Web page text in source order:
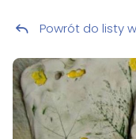
Przeskocz do treści
Powrót do listy